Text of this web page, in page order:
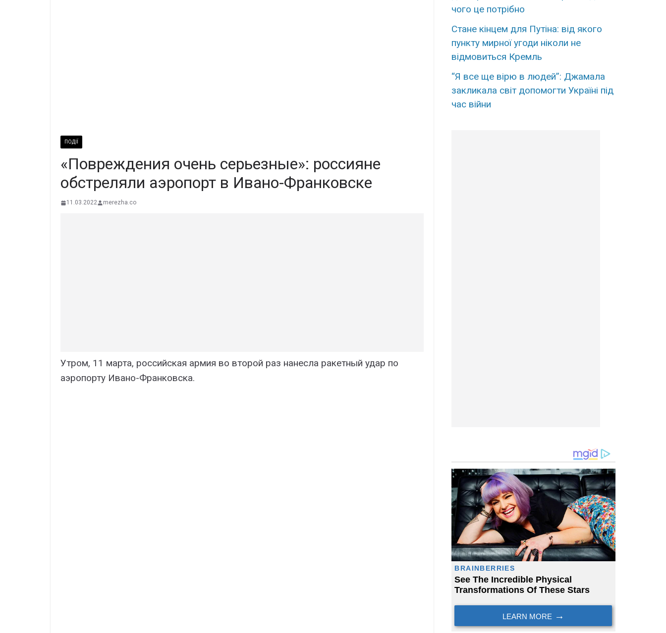
ПОДІЇ
«Повреждения очень серьезные»: россияне
обстреляли аэропорт в Ивано-Франковске
11.03.2022 merezha.co
Утром, 11 марта, российская армия во второй раз нанесла ракетный удар по
аэропорту Ивано-Франковска.
чого це потрібно
Стане кінцем для Путіна: від якого
пункту мирної угоди ніколи не
відмовиться Кремль
“Я все ще вірю в людей”: Джамала
закликала світ допомогти Україні під
час війни